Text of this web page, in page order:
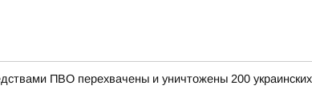
ПВО перехвачены и уничтожены 200